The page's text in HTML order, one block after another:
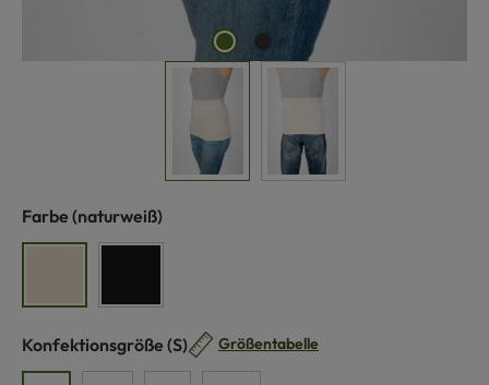
Farbe auswählen
(naturweiß)
Konfektionsgröße auswählen
(S) Größentabelle